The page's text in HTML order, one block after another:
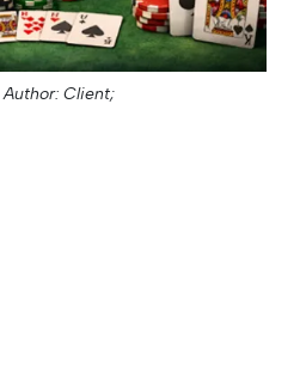
Author: Client;